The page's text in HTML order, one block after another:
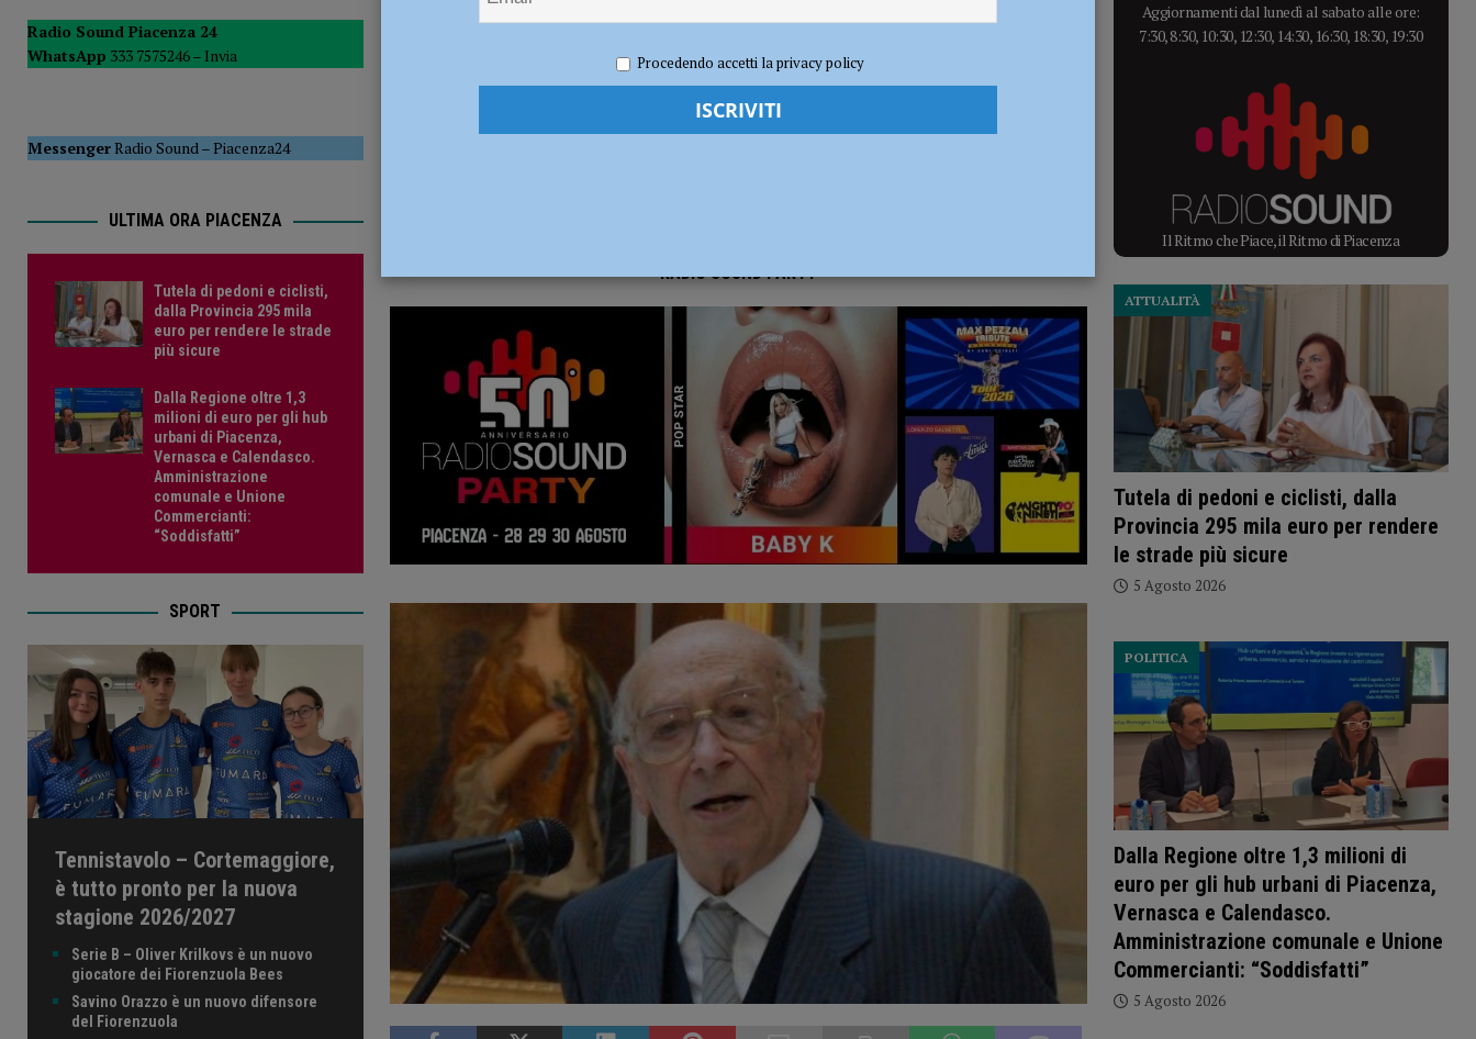
del Consiglio POLITICA
[ 5 Agosto 2026 ] Tutela di pedoni e ciclisti, dalla Provincia 295 mila euro per rendere le strade più sicure ATTUALITÀ
RADIO SOUND PARTY
Radio Sound Piacenza 24
WhatsApp 333 7575246 – Invia
MessengerRadio Sound–Piacenza24
ULTIMA ORA PIACENZA
Tutela di pedoni e ciclisti,
dalla Provincia 295 mila
euro per rendere le strade
più sicure
Dalla Regione oltre 1,3
milioni di euro per gli hub
urbani di Piacenza,
Vernasca e Calendasco.
Amministrazione
comunale e Unione
Commercianti:
“Soddisfatti”
SPORT
Tennistavolo – Cortemaggiore,
è tutto pronto per la nuova
stagione 2026/2027
Serie B – Oliver Krilkovs è un nuovo
giocatore dei Fiorenzuola Bees
Savino Orazzo è un nuovo difensore
del Fiorenzuola
Aggiornamenti dal lunedì al sabato alle ore:
7:30, 8:30, 10:30, 12:30, 14:30, 16:30, 18:30, 19:30
Il Ritmo che Piace, il Ritmo di Piacenza
Tutela di pedoni e ciclisti, dalla
Provincia 295 mila euro per rendere
le strade più sicure
ATTUALITÀ
5 Agosto 2026
Dalla Regione oltre 1,3 milioni di
euro per gli hub urbani di Piacenza,
Vernasca e Calendasco.
Amministrazione comunale e Unione
Commercianti: “Soddisfatti”
POLITICA
5 Agosto 2026
Procedendo accetti la privacy policy